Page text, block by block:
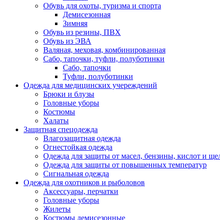
Обувь для охоты, туризма и спорта
Демисезонная
Зимняя
Обувь из резины, ПВХ
Обувь из ЭВА
Валяная, меховая, комбинированная
Сабо, тапочки, туфли, полуботинки
Сабо, тапочки
Туфли, полуботинки
Одежда для медицинских учереждений
Брюки и блузы
Головные уборы
Костюмы
Халаты
Защитная спецодежда
Влагозащитная одежда
Огнестойкая одежда
Одежда для защиты от масел, бензины, кислот и
Одежда для защиты от повышенных температур
Сигнальная одежда
Одежда для охотников и рыболовов
Аксессуары, перчатки
Головные уборы
Жилеты
Костюмы демисезонные